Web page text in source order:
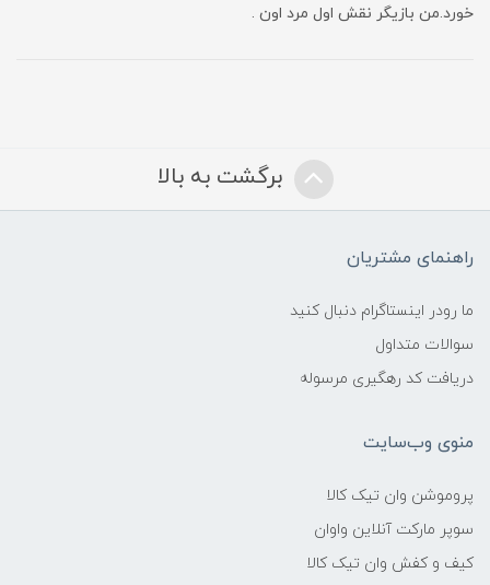
خورد.من بازیگر نقش اول مرد اون .
برگشت به بالا
راهنمای مشتریان
ما رودر اینستاگرام دنبال کنید
سوالات متداول
دریافت کد رهگیری مرسوله
منوی وب‌سایت
پروموشن وان تیک کالا
سوپر مارکت آنلاین واوان
کیف و کفش وان تیک کالا